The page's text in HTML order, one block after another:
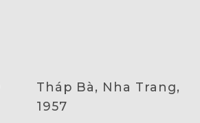
Tháp Bà, Nha Trang,
1957